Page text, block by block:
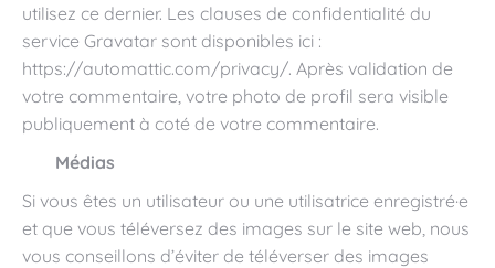
utilisez ce dernier. Les clauses de confidentialité du
service Gravatar sont disponibles ici :
https://automattic.com/privacy/. Après validation de
votre commentaire, votre photo de profil sera visible
publiquement à coté de votre commentaire.
Médias
Si vous êtes un utilisateur ou une utilisatrice enregistré·e
et que vous téléversez des images sur le site web, nous
vous conseillons d’éviter de téléverser des images